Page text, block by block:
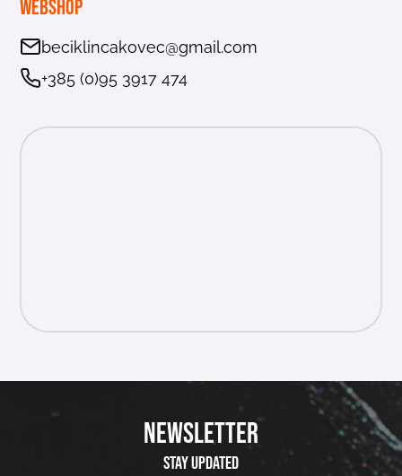
Webshop
beciklincakovec@gmail.com
+385 (0)95 3917 474
NEWSLETTER
Stay updated